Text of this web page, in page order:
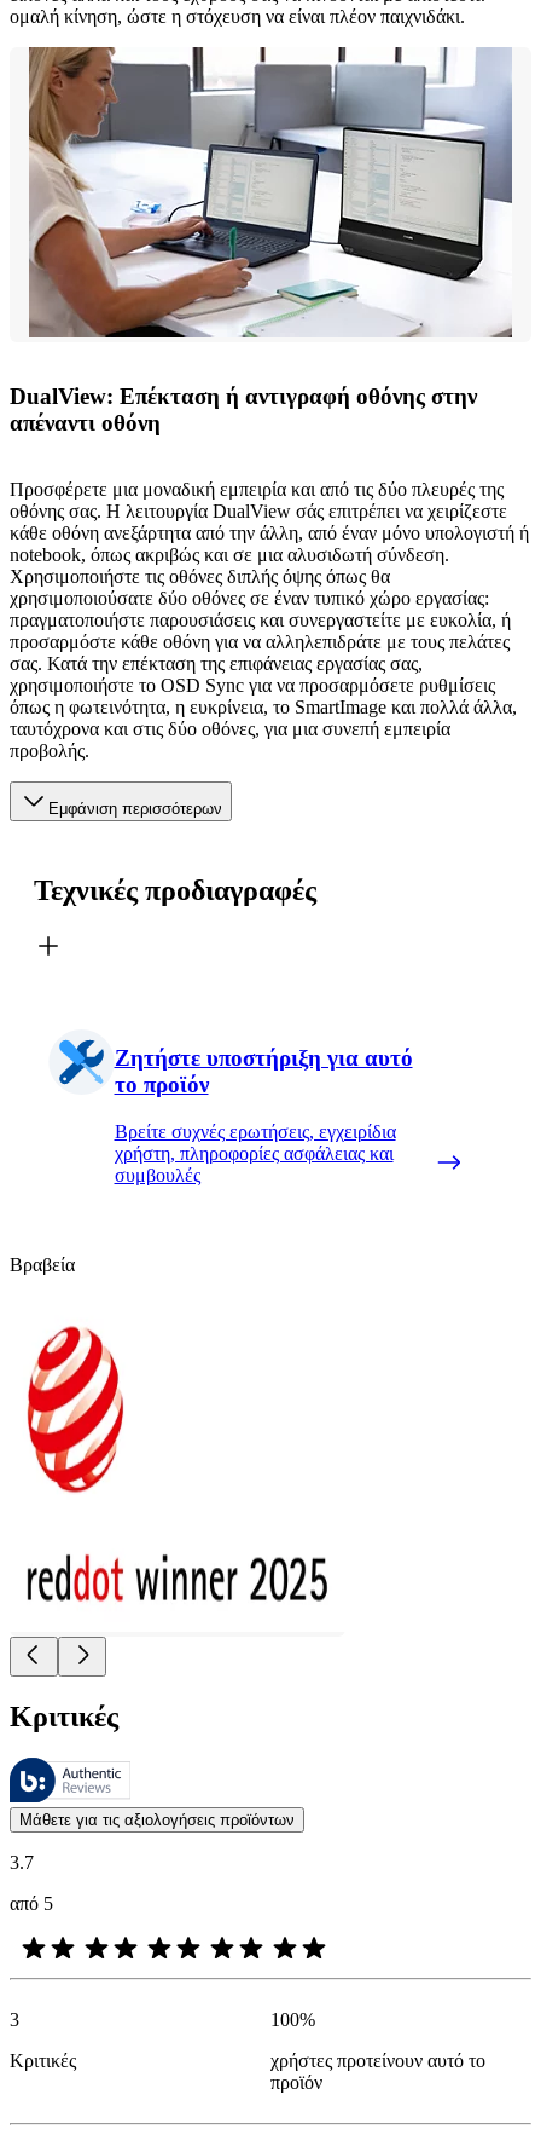
ομαλή κίνηση, ώστε η στόχευση να είναι πλέον παιχνιδάκι.
DualView: Επέκταση ή αντιγραφή οθόνης στην
απέναντι οθόνη
Προσφέρετε μια μοναδική εμπειρία και από τις δύο πλευρές της
οθόνης σας. Η λειτουργία DualView σάς επιτρέπει να χειρίζεστε
κάθε οθόνη ανεξάρτητα από την άλλη, από έναν μόνο υπολογιστή ή
notebook, όπως ακριβώς και σε μια αλυσιδωτή σύνδεση.
Χρησιμοποιήστε τις οθόνες διπλής όψης όπως θα
χρησιμοποιούσατε δύο οθόνες σε έναν τυπικό χώρο εργασίας:
πραγματοποιήστε παρουσιάσεις και συνεργαστείτε με ευκολία, ή
προσαρμόστε κάθε οθόνη για να αλληλεπιδράτε με τους πελάτες
σας. Κατά την επέκταση της επιφάνειας εργασίας σας,
χρησιμοποιήστε το OSD Sync για να προσαρμόσετε ρυθμίσεις
όπως η φωτεινότητα, η ευκρίνεια, το SmartImage και πολλά άλλα,
ταυτόχρονα και στις δύο οθόνες, για μια συνεπή εμπειρία
προβολής.
Εμφάνιση περισσότερων
Τεχνικές προδιαγραφές
Ζητήστε υποστήριξη για αυτό
το προϊόν
Βρείτε συχνές ερωτήσεις, εγχειρίδια
χρήστη, πληροφορίες ασφάλειας και
συμβουλές
Βραβεία
Κριτικές
Αυτές οι κριτικές υποβάλλονται σε διαχείριση από το
Οι απόψεις των πελατών με τη μορφή αξιολογήσεων προϊόντων και
Μάθετε για τις αξιολογήσεις προϊόντων
3.7
από 5
3
Κριτικές
100%
χρήστες προτείνουν αυτό το
προϊόν